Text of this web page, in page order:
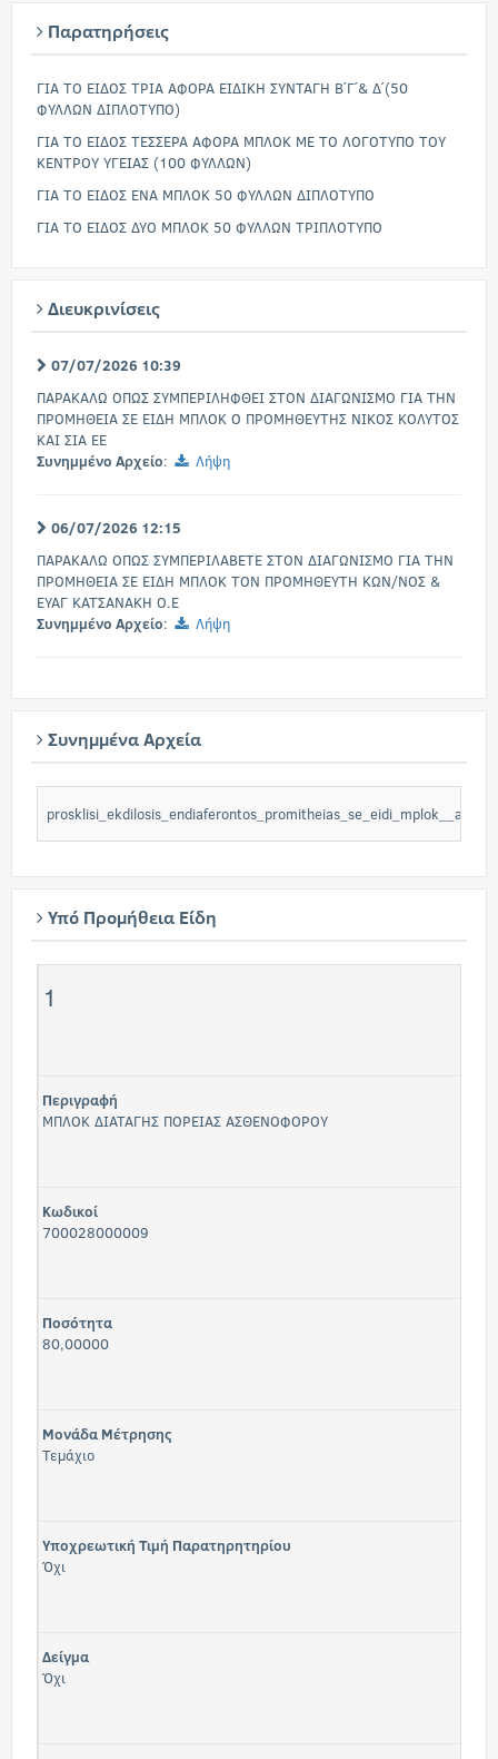
Παρατηρήσεις
ΓΙΑ ΤΟ ΕΙΔΟΣ ΤΡΙΑ ΑΦΟΡΑ ΕΙΔΙΚΗ ΣΥΝΤΑΓΗ Β΄Γ΄& Δ΄(50
ΦΥΛΛΩΝ ΔΙΠΛΟΤΥΠΟ)
ΓΙΑ ΤΟ ΕΙΔΟΣ ΤΕΣΣΕΡΑ ΑΦΟΡΑ ΜΠΛΟΚ ΜΕ ΤΟ ΛΟΓΟΤΥΠΟ ΤΟΥ
ΚΕΝΤΡΟΥ ΥΓΕΙΑΣ (100 ΦΥΛΛΩΝ)
ΓΙΑ ΤΟ ΕΙΔΟΣ ΕΝΑ ΜΠΛΟΚ 50 ΦΥΛΛΩΝ ΔΙΠΛΟΤΥΠΟ
ΓΙΑ ΤΟ ΕΙΔΟΣ ΔΥΟ ΜΠΛΟΚ 50 ΦΥΛΛΩΝ ΤΡΙΠΛΟΤΥΠΟ
Διευκρινίσεις
07/07/2026 10:39
ΠΑΡΑΚΑΛΩ ΟΠΩΣ ΣΥΜΠΕΡΙΛΗΦΘΕΙ ΣΤΟΝ ΔΙΑΓΩΝΙΣΜΟ ΓΙΑ ΤΗΝ
ΠΡΟΜΗΘΕΙΑ ΣΕ ΕΙΔΗ ΜΠΛΟΚ Ο ΠΡΟΜΗΘΕΥΤΗΣ ΝΙΚΟΣ ΚΟΛΥΤΟΣ
ΚΑΙ ΣΙΑ ΕΕ
Συνημμένο Αρχείο: Λήψη
06/07/2026 12:15
ΠΑΡΑΚΑΛΩ ΟΠΩΣ ΣΥΜΠΕΡΙΛΑΒΕΤΕ ΣΤΟΝ ΔΙΑΓΩΝΙΣΜΟ ΓΙΑ ΤΗΝ
ΠΡΟΜΗΘΕΙΑ ΣΕ ΕΙΔΗ ΜΠΛΟΚ ΤΟΝ ΠΡΟΜΗΘΕΥΤΗ ΚΩΝ/ΝΟΣ &
ΕΥΑΓ ΚΑΤΣΑΝΑΚΗ Ο.Ε
Συνημμένο Αρχείο: Λήψη
Συνημμένα Αρχεία
Υπό Προμήθεια Είδη
1
Περιγραφή
ΜΠΛΟΚ ΔΙΑΤΑΓΗΣ ΠΟΡΕΙΑΣ ΑΣΘΕΝΟΦΟΡΟΥ
Κωδικοί
700028000009
Ποσότητα
80,00000
Μονάδα Μέτρησης
Τεμάχιο
Υποχρεωτική Τιμή Παρατηρητηρίου
Όχι
Δείγμα
Όχι